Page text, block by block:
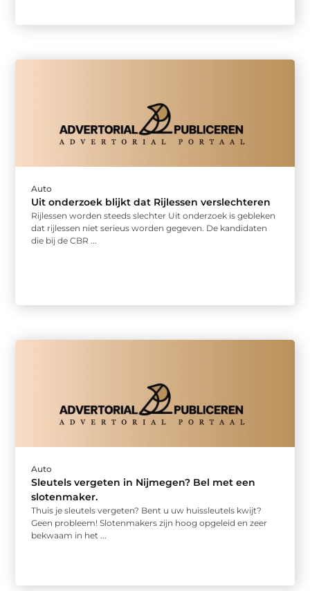
Auto
Uit onderzoek blijkt dat Rijlessen verslechteren
Rijlessen worden steeds slechter Uit onderzoek is gebleken
dat rijlessen niet serieus worden gegeven. De kandidaten
die bij de CBR ...
Auto
Sleutels vergeten in Nijmegen? Bel met een
slotenmaker.
Thuis je sleutels vergeten? Bent u uw huissleutels kwijt?
Geen probleem! Slotenmakers zijn hoog opgeleid en zeer
bekwaam in het ...